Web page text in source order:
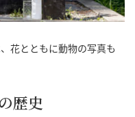
花とともに動物の写真も
歴史